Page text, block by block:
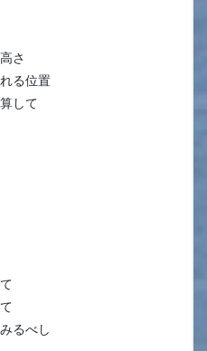
さ
る位置
して
るべし